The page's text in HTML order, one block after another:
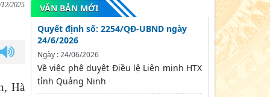
2025
Hà
VĂN BẢN MỚI
Quyết định số: 2254/QĐ-UBND ngày
24/6/2026
Ngày : 24/06/2026
Về việc phê duyệt Điều lệ Liên minh HTX
tỉnh Quảng Ninh